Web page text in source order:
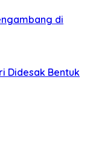
di
Didesak Bentuk